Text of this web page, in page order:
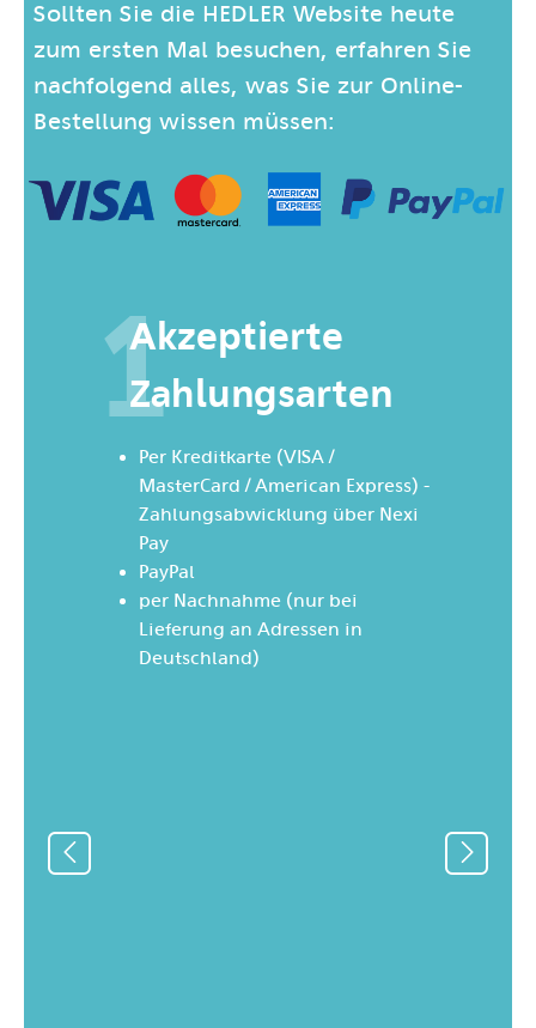
Sollten Sie die HEDLER Website heute
zum ersten Mal besuchen, erfahren Sie
nachfolgend alles, was Sie zur Online-
Bestellung wissen müssen:
1
Akzeptierte
Zahlungsarten
Per Kreditkarte (VISA /
MasterCard / American Express) -
Zahlungsabwicklung über Nexi
Pay
PayPal
per Nachnahme (nur bei
Lieferung an Adressen in
Deutschland)